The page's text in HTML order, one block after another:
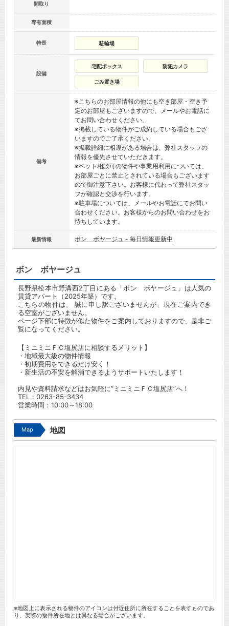
間取り
専有面積
特長 駐輪場
設備
宅配ボックス 防犯カメラ
ごみ置き場
備考
※こちらのお部屋情報の他にも空き部屋・空き予
定のお部屋もございますので、メールやお電話に
てお問い合わせください。
※掲載している物件がご成約している場合もござ
いますのでご了承ください。
※掲載詳細に相違がある場合は、弊社スタッフの
情報を優先させていただきます。
※ペット相談可の物件や事業用利用については、
お部屋ごとに禁止とされている場合もございます
ので御注意下さい。お客様に代わって弊社スタッ
フが確認と交渉を行います。
※駐車場については、メールやお電話にてお問い
合わせください。お客様からのお問い合わせをお
待ちしています。
最新情報 ボン ボヤージュ - 毎日情報更新中
ボン ボヤージュ
長野県松本市野溝西2丁目にある「ボン ボヤージュ」は人気の
賃貸アパート（2025年築）です。
こちらの物件は、 誠に申し訳ございませんが、現在ご案内でき
る空室がございません。
ページ下部に特徴が似た物件をご案内しておりますので、是非ご
覧になってください。
【ミニミニＦＣ塩尻店に相談するメリット】
・地域最大級の物件情報
・初期費用をできるだけ安く！
・新生活の不安を解消できるようサポートいたします！
内見や資料請求などはお気軽に”ミニミニＦＣ塩尻店”へ！
TEL：0263-85-3434
営業時間：10:00～18:00
Map 地図
※地図上に表示される物件のアイコンは付近住所に所在することを表すものであ
り、実際の物件所在地とは異なる場合がございます。